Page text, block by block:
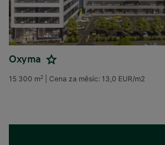
Oxyma
15 300 m2 Cena za měsíc: 13,0 EUR/m2